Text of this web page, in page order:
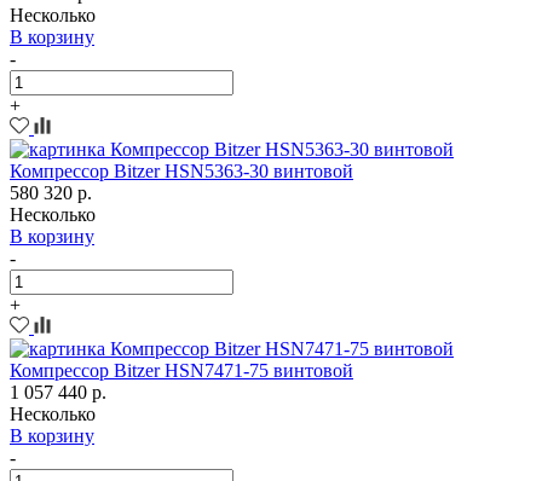
Несколько
В корзину
-
+
Компрессор Bitzer HSN5363-30 винтовой
580 320 р.
Несколько
В корзину
-
+
Компрессор Bitzer HSN7471-75 винтовой
1 057 440 р.
Несколько
В корзину
-